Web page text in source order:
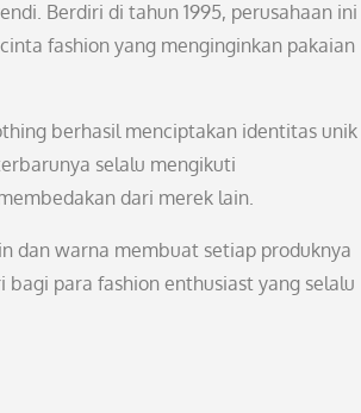
Berdiri di tahun 1995, perusahaan ini
fashion yang menginginkan pakaian
berhasil menciptakan identitas unik
selalu mengikuti
dari merek lain.
dan warna membuat setiap produknya
para fashion enthusiast yang selalu